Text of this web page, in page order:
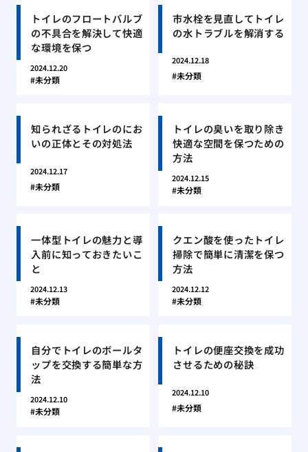
トイレのフロートバルブ
の不具合を解決して快適
な環境を保つ
2024.12.20
未分類
市水栓を見直してトイレ
の水トラブルを解消する
2024.12.18
未分類
知られざるトイレのにお
いの正体とその対処法
2024.12.17
未分類
トイレの臭いを取り除き
快適な空間を保つための
方法
2024.12.15
未分類
一体型トイレの魅力と導
入前に知っておきたいこ
と
2024.12.13
未分類
クエン酸を使ったトイレ
掃除で簡単に清潔を保つ
方法
2024.12.12
未分類
自分でトイレのボールタ
ップを交換する簡単な方
法
2024.12.10
未分類
トイレの便座交換を成功
させるための秘訣
2024.12.10
未分類